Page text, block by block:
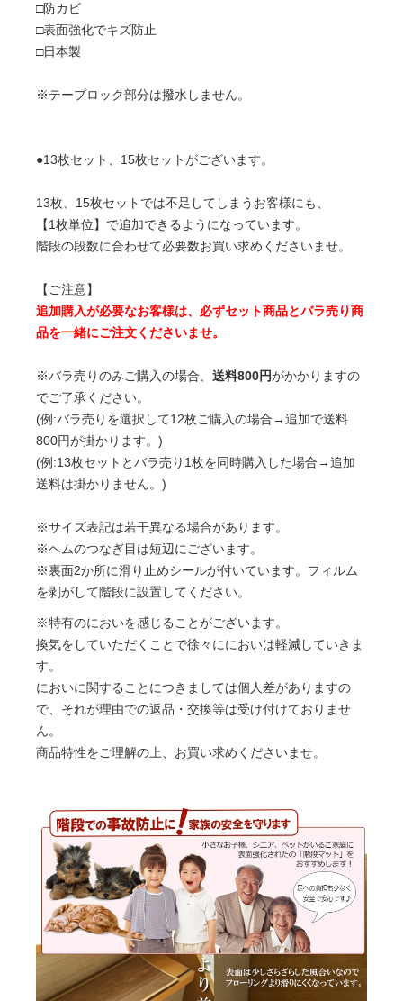
□防カビ
□表面強化でキズ防止
□日本製
※テープロック部分は撥水しません。
●13枚セット、15枚セットがございます。
13枚、15枚セットでは不足してしまうお客様にも、
【1枚単位】で追加できるようになっています。
階段の段数に合わせて必要数お買い求めくださいませ。
【ご注意】
追加購入が必要なお客様は、必ずセット商品とバラ売り商
品を一緒にご注文くださいませ。
※バラ売りのみご購入の場合、 送料800円がかかりますの
でご了承ください。
(例:バラ売りを選択して12枚ご購入の場合→追加で送料
800円が掛かります。)
(例:13枚セットとバラ売り1枚を同時購入した場合→追加
送料は掛かりません。)
※サイズ表記は若干異なる場合があります。
※ヘムのつなぎ目は短辺にございます。
※裏面2か所に滑り止めシールが付いています。フィルム
を剥がして階段に設置してください。
※特有のにおいを感じることがございます。
換気をしていただくことで徐々ににおいは軽減していきま
す。
においに関することにつきましては個人差がありますの
で、それが理由での返品・交換等は受け付けておりませ
ん。
商品特性をご理解の上、お買い求めくださいませ。